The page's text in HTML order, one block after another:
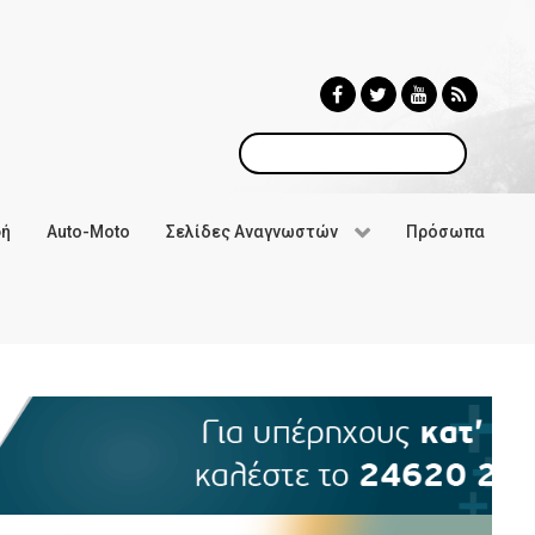
Αναζήτηση
Auto-Moto Σελίδες Αναγνωστών Πρόσωπα